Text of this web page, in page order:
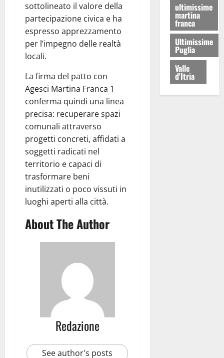
sottolineato il valore della
partecipazione civica e ha
espresso apprezzamento
per l’impegno delle realtà
locali.
La firma del patto con
Agesci Martina Franca 1
conferma quindi una linea
precisa: recuperare spazi
comunali attraverso
progetti concreti, affidati a
soggetti radicati nel
territorio e capaci di
trasformare beni
inutilizzati o poco vissuti in
luoghi aperti alla città.
About The Author
Redazione
See author's posts
ultimissime
martina
franca
Ultimissime
Puglia
Valle
d'Itria